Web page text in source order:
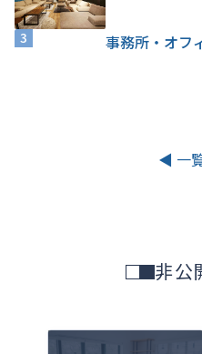
3 事務所・オフ
◀ 一
非公